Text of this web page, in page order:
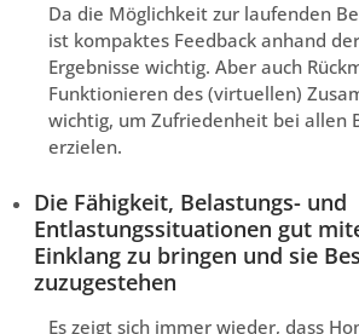
Da die Möglichkeit zur laufenden
ist kompaktes Feedback anhand
Ergebnisse wichtig. Aber auch
Funktionieren des (virtuellen)
wichtig, um Zufriedenheit bei allen
erzielen.
Die Fähigkeit, Belastungs- und
Entlastungssituationen gut
Einklang zu bringen und sie
zuzugestehen
Es zeigt sich immer wieder, dass